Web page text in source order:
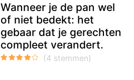
Wanneer je de pan wel
of niet bedekt: het
gebaar dat je gerechten
compleet verandert.